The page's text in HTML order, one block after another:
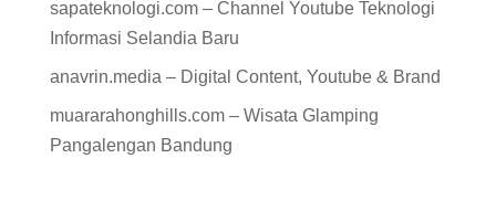
sapateknologi.com – Channel Youtube Teknologi
Informasi Selandia Baru
anavrin.media – Digital Content, Youtube & Brand
muararahonghills.com – Wisata Glamping
Pangalengan Bandung